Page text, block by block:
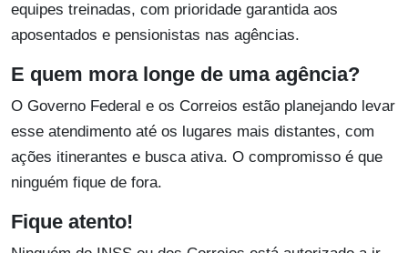
equipes treinadas, com prioridade garantida aos
aposentados e pensionistas nas agências.
E quem mora longe de uma agência?
O Governo Federal e os Correios estão planejando levar
esse atendimento até os lugares mais distantes, com
ações itinerantes e busca ativa. O compromisso é que
ninguém fique de fora.
Fique atento!